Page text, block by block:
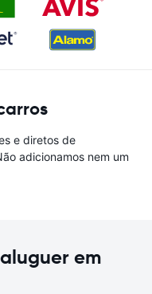
e diretos de
adicionamos nem um
em